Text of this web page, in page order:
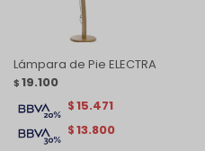
Lámpara de Pie ELECTRA
$ 19.100
$13.800
$15.471